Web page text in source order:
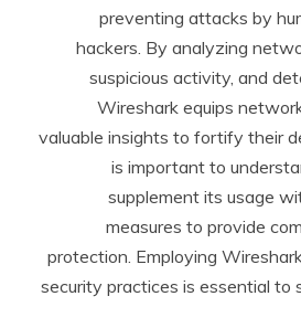
preventing attacks by
hackers. By analyzing
suspicious activity, and
Wireshark equips
valuable insights to fortify their
is important to
supplement its usage
measures to provide
protection. Employing
security practices is essential to